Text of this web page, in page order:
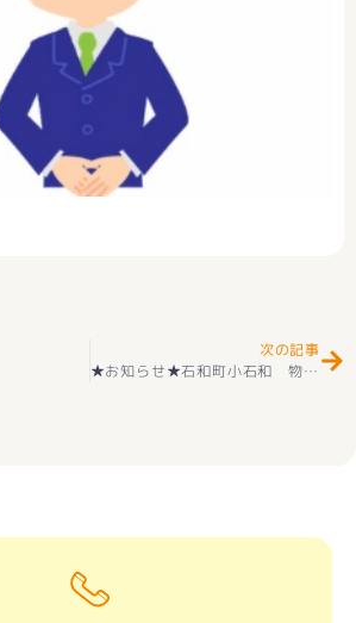
次の記事
★お知らせ★石和町小石和 物件 ご契約ありがとうございます(^_-)-☆